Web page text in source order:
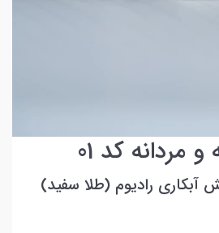
کد 01
آبکاری رادیوم (طلا سفید)